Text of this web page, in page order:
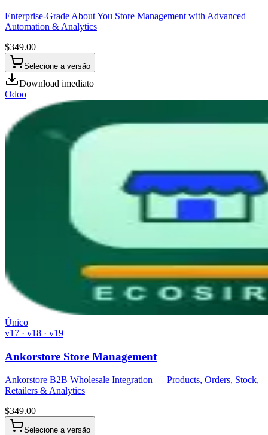
Enterprise-Grade About You Store Management with Advanced
Automation & Analytics
$349.00
Selecione a versão
Download imediato
Odoo
Único
v17 · v18 · v19
Ankorstore Store Management
Ankorstore B2B Wholesale Integration — Products, Orders, Stock,
Retailers & Analytics
$349.00
Selecione a versão